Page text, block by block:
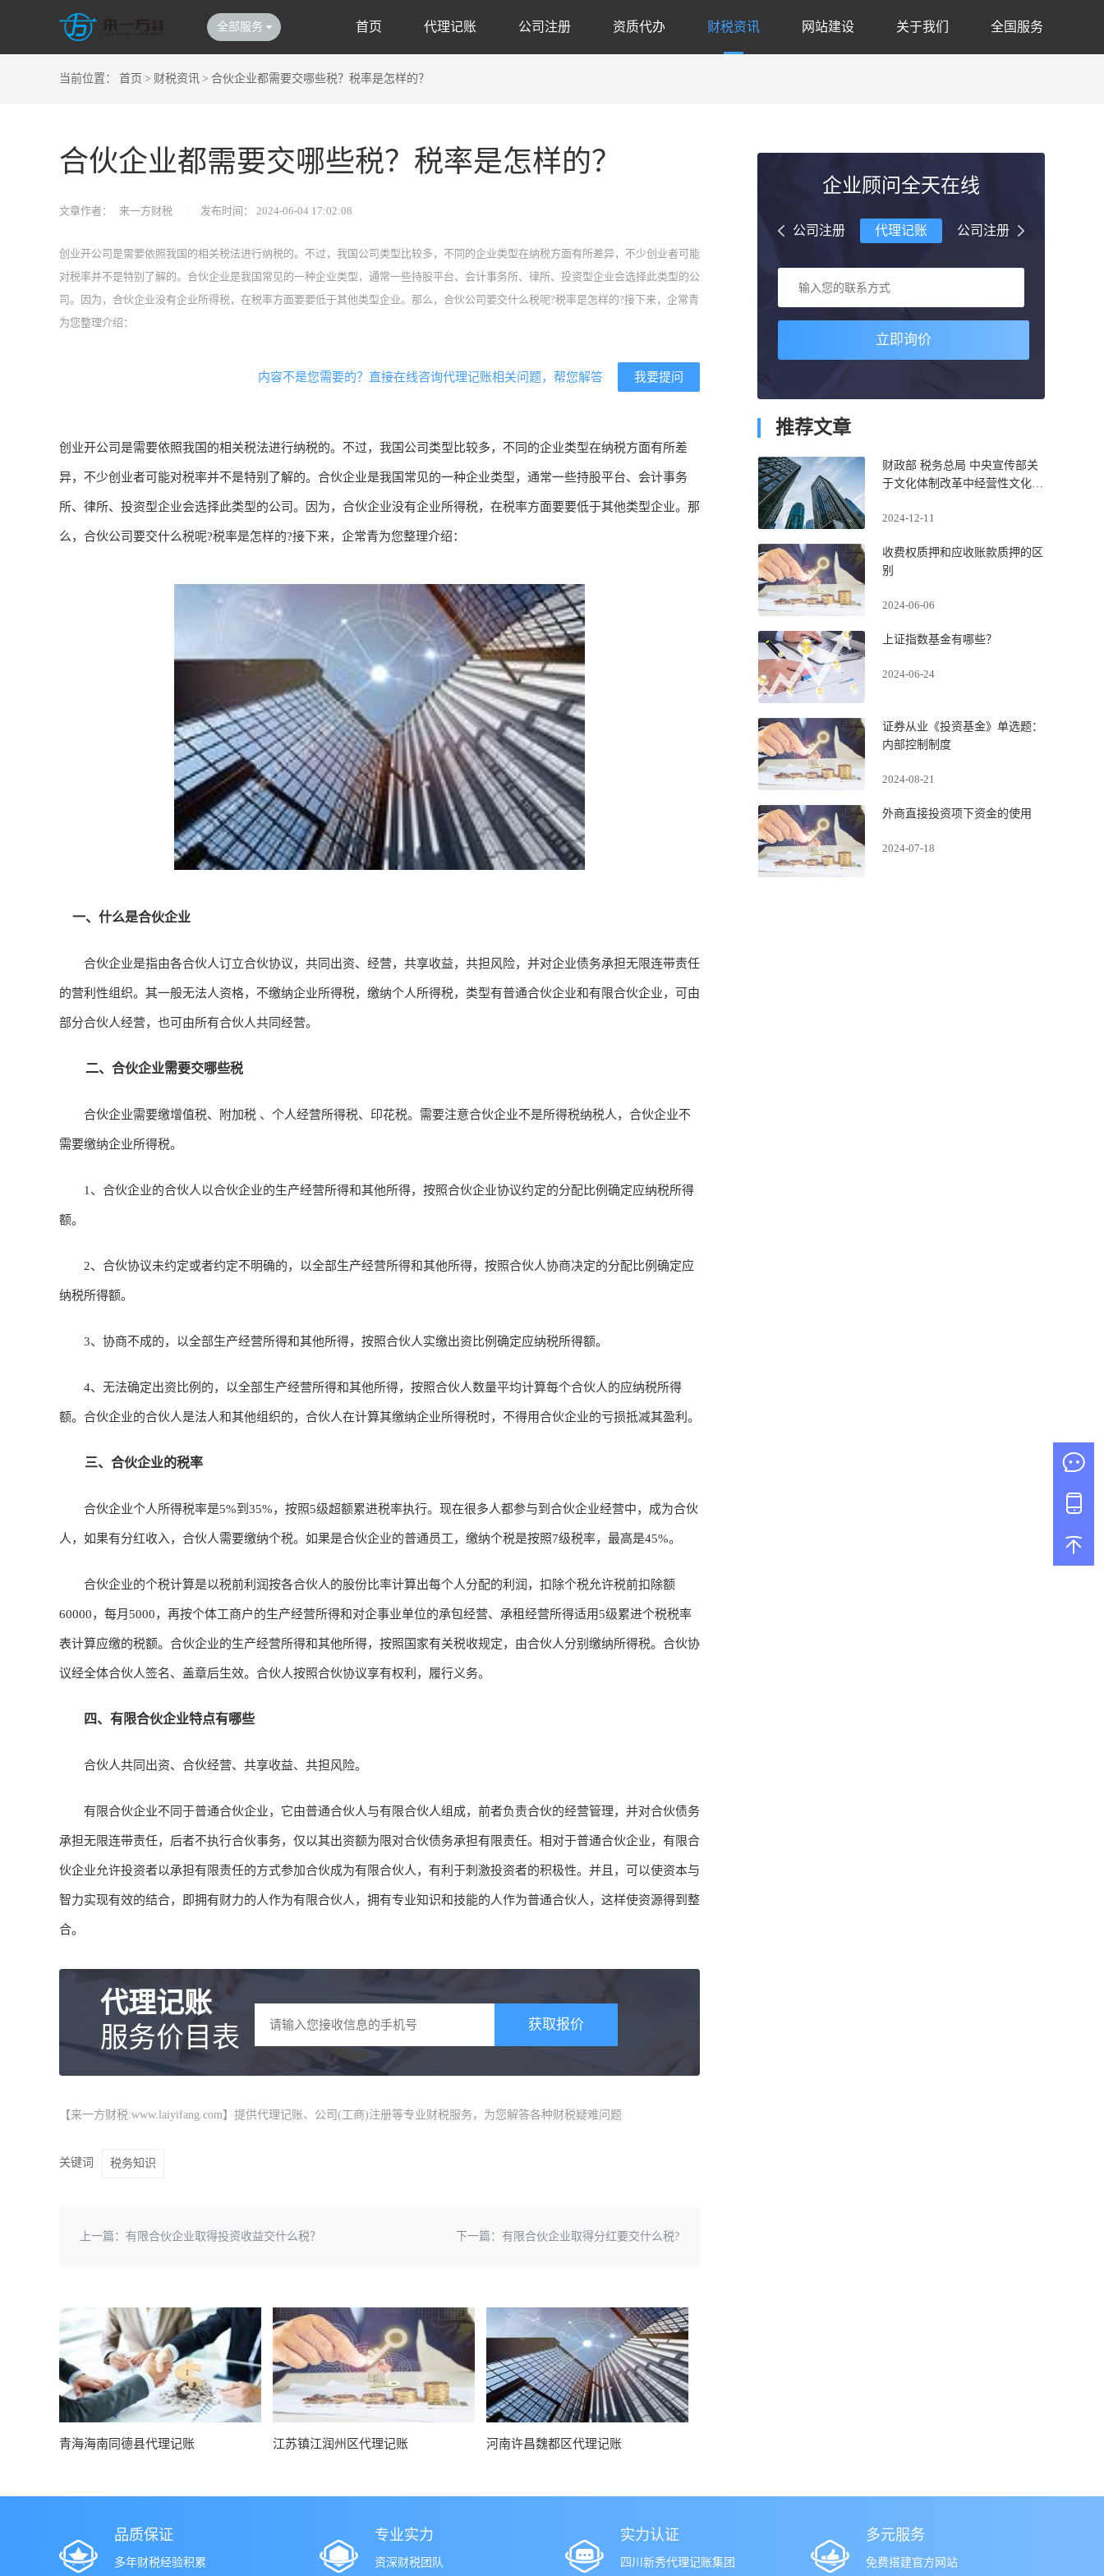
全部服务 首页 代理记账 公司注册 资质代办 财税资讯 网站建设 关于我们 全国服务
当前位置： 首页 > 财税资讯 > 合伙企业都需要交哪些税？税率是怎样的？
合伙企业都需要交哪些税？税率是怎样的？
文章作者： 来一方财税 发布时间： 2024-06-04 17:02:08
创业开公司是需要依照我国的相关税法进行纳税的。不过，我国公司类型比较多，不同的企业类型在纳税方面有所差异，不少创业者可能
对税率并不是特别了解的。合伙企业是我国常见的一种企业类型，通常一些持股平台、会计事务所、律所、投资型企业会选择此类型的公
司。因为，合伙企业没有企业所得税，在税率方面要要低于其他类型企业。那么，合伙公司要交什么税呢?税率是怎样的?接下来，企常青
为您整理介绍：
我要提问
内容不是您需要的？直接在线咨询代理记账相关问题，帮您解答
创业开公司是需要依照我国的相关税法进行纳税的。不过，我国公司类型比较多，不同的企业类型在纳税方面有所差
异，不少创业者可能对税率并不是特别了解的。合伙企业是我国常见的一种企业类型，通常一些持股平台、会计事务
所、律所、投资型企业会选择此类型的公司。因为，合伙企业没有企业所得税，在税率方面要要低于其他类型企业。那
么，合伙公司要交什么税呢?税率是怎样的?接下来，企常青为您整理介绍：
一、什么是合伙企业
合伙企业是指由各合伙人订立合伙协议，共同出资、经营，共享收益，共担风险，并对企业债务承担无限连带责任
的营利性组织。其一般无法人资格，不缴纳企业所得税，缴纳个人所得税，类型有普通合伙企业和有限合伙企业，可由
部分合伙人经营，也可由所有合伙人共同经营。
二、合伙企业需要交哪些税
合伙企业需要缴增值税、附加税 、个人经营所得税、印花税。需要注意合伙企业不是所得税纳税人，合伙企业不
需要缴纳企业所得税。
1、合伙企业的合伙人以合伙企业的生产经营所得和其他所得，按照合伙企业协议约定的分配比例确定应纳税所得
额。
2、合伙协议未约定或者约定不明确的，以全部生产经营所得和其他所得，按照合伙人协商决定的分配比例确定应
纳税所得额。
3、协商不成的，以全部生产经营所得和其他所得，按照合伙人实缴出资比例确定应纳税所得额。
4、无法确定出资比例的，以全部生产经营所得和其他所得，按照合伙人数量平均计算每个合伙人的应纳税所得
额。合伙企业的合伙人是法人和其他组织的，合伙人在计算其缴纳企业所得税时，不得用合伙企业的亏损抵减其盈利。
三、合伙企业的税率
合伙企业个人所得税率是5%到35%，按照5级超额累进税率执行。现在很多人都参与到合伙企业经营中，成为合伙
人，如果有分红收入，合伙人需要缴纳个税。如果是合伙企业的普通员工，缴纳个税是按照7级税率，最高是45%。
合伙企业的个税计算是以税前利润按各合伙人的股份比率计算出每个人分配的利润，扣除个税允许税前扣除额
60000，每月5000，再按个体工商户的生产经营所得和对企事业单位的承包经营、承租经营所得适用5级累进个税税率
表计算应缴的税额。合伙企业的生产经营所得和其他所得，按照国家有关税收规定，由合伙人分别缴纳所得税。合伙协
议经全体合伙人签名、盖章后生效。合伙人按照合伙协议享有权利，履行义务。
四、有限合伙企业特点有哪些
合伙人共同出资、合伙经营、共享收益、共担风险。
有限合伙企业不同于普通合伙企业，它由普通合伙人与有限合伙人组成，前者负责合伙的经营管理，并对合伙债务
承担无限连带责任，后者不执行合伙事务，仅以其出资额为限对合伙债务承担有限责任。相对于普通合伙企业，有限合
伙企业允许投资者以承担有限责任的方式参加合伙成为有限合伙人，有利于刺激投资者的积极性。并且，可以使资本与
智力实现有效的结合，即拥有财力的人作为有限合伙人，拥有专业知识和技能的人作为普通合伙人，这样使资源得到整
合。
代理记账
服务价目表
获取报价
【来一方财税:www.laiyifang.com】提供代理记账、公司(工商)注册等专业财税服务，为您解答各种财税疑难问题
关键词 税务知识
上一篇： 有限合伙企业取得投资收益交什么税？ 下一篇： 有限合伙企业取得分红要交什么税?
青海海南同德县代理记账 江苏镇江润州区代理记账 河南许昌魏都区代理记账
企业顾问全天在线
公司注册 代理记账 公司注册
立即询价
推荐文章
财政部 税务总局 中央宣传部关
于文化体制改革中经营性文化事
告
2024-12-11
收费权质押和应收账款质押的区
别
2024-06-06
上证指数基金有哪些？
2024-06-24
证券从业《投资基金》单选题：
内部控制制度
2024-08-21
外商直接投资项下资金的使用
2024-07-18
品质保证
多年财税经验积累
专业实力
资深财税团队
实力认证
四川新秀代理记账集团
多元服务
免费搭建官方网站